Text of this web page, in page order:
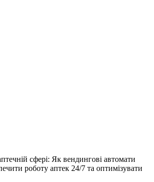
сфері: Як вендингові автомати
роботу аптек 24/7 та оптимізувати